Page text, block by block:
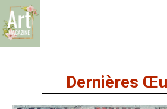
Dernières